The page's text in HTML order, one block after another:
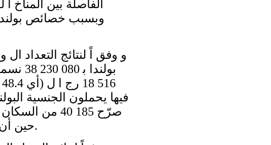
الفاصلة بين المناخ
وبسبب خصائص بولندا
صرّح 185 40
حين أن 668 659 شخ صاً لم يصرحوا عن أي جنسية على الإطلاق.